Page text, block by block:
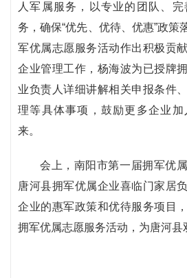
人军属服务，以专业的团队、
务，确保“优先、优待、优惠”政策
军优属志愿服务活动作出积极贡
企业管理工作，杨海波为已授牌
业负责人详细讲解相关申报条件
理等具体事项，鼓励更多企业
来。
会上，南阳市第一届拥军优
唐河县拥军优属企业喜临门家居
企业的惠军政策和优待服务项目
拥军优属志愿服务活动，为唐河县